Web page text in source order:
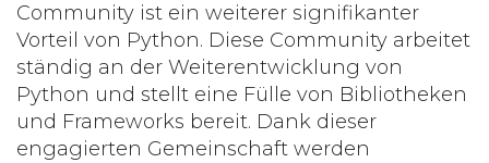
Community ist ein weiterer signifikanter
Vorteil von Python. Diese Community arbeitet
ständig an der Weiterentwicklung von
Python und stellt eine Fülle von Bibliotheken
und Frameworks bereit. Dank dieser
engagierten Gemeinschaft werden